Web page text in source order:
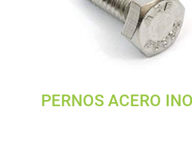
PERNOS ACERO